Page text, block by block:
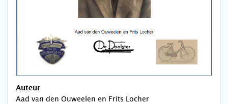
Auteur
Aad van den Ouweelen en Frits Locher